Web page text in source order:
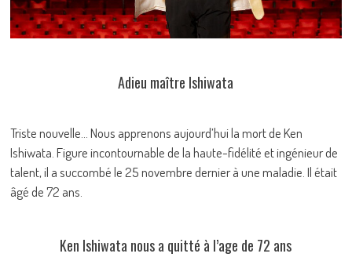
Adieu maître Ishiwata
Triste nouvelle… Nous apprenons aujourd’hui la mort de Ken
Ishiwata. Figure incontournable de la haute-fidélité et ingénieur de
talent, il a succombé le 25 novembre dernier à une maladie. Il était
âgé de 72 ans.
Ken Ishiwata nous a quitté à l’age de 72 ans